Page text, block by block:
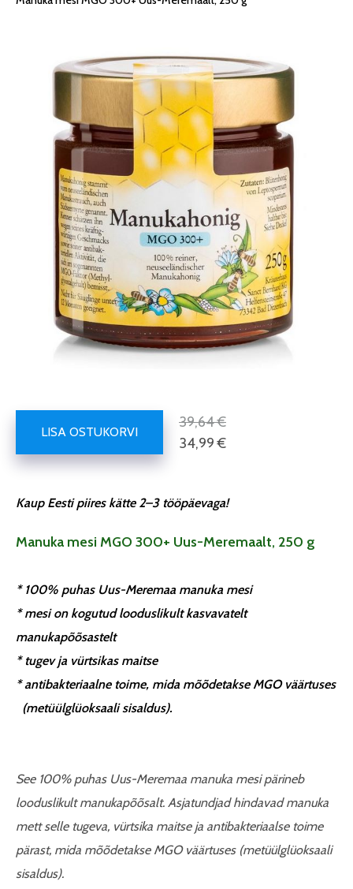
LISA OSTUKORVI
39,64 €
34,99 €
Kaup Eesti piires kätte 2–3 tööpäevaga!
Manuka mesi MGO 300+ Uus-Meremaalt, 250 g
* 100% puhas Uus-Meremaa manuka mesi
* mesi on kogutud looduslikult kasvavatelt
manukapõõsastelt
* tugev ja vürtsikas maitse
* antibakteriaalne toime, mida mõõdetakse MGO väärtuses
(metüülglüoksaali sisaldus).
See 100% puhas Uus-Meremaa manuka mesi pärineb
looduslikult manukapõõsalt. Asjatundjad hindavad manuka
mett selle tugeva, vürtsika maitse ja antibakteriaalse toime
pärast, mida mõõdetakse MGO väärtuses (metüülglüoksaali
sisaldus).